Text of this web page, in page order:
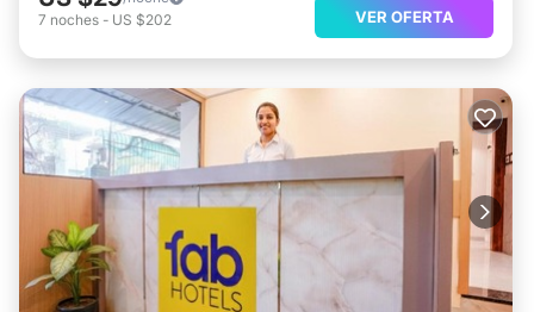
7 noches - US $202 VER OFERTA